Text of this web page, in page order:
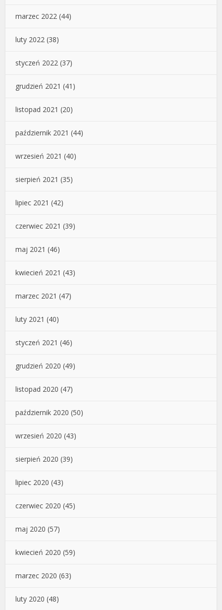
marzec 2022 (44)
luty 2022 (38)
styczeń 2022 (37)
grudzień 2021 (41)
listopad 2021 (20)
październik 2021 (44)
wrzesień 2021 (40)
sierpień 2021 (35)
lipiec 2021 (42)
czerwiec 2021 (39)
maj 2021 (46)
kwiecień 2021 (43)
marzec 2021 (47)
luty 2021 (40)
styczeń 2021 (46)
grudzień 2020 (49)
listopad 2020 (47)
październik 2020 (50)
wrzesień 2020 (43)
sierpień 2020 (39)
lipiec 2020 (43)
czerwiec 2020 (45)
maj 2020 (57)
kwiecień 2020 (59)
marzec 2020 (63)
luty 2020 (48)